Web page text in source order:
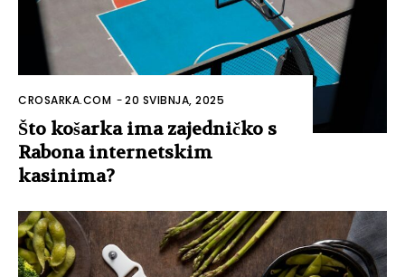
CROSARKA.COM -20 SVIBNJA, 2025
Što košarka ima zajedničko s
Rabona internetskim
kasinima?